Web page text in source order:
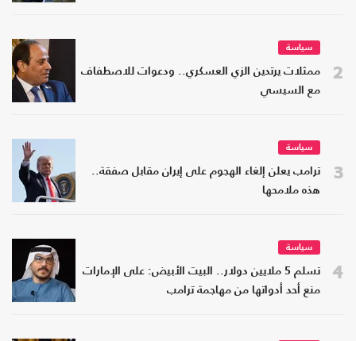
2
سياسة
ممثلات يرتدين الزي العسكري.. ودعوات للاصطفاف
مع السيسي
3
سياسة
ترامب يعلن إلغاء الهجوم على إيران مقابل صفقة..
هذه ملامحها
4
سياسة
تسلم 5 ملايين دولار.. البيت الأبيض: على الإمارات
منع أحد أدواتها من مهاجمة ترامب